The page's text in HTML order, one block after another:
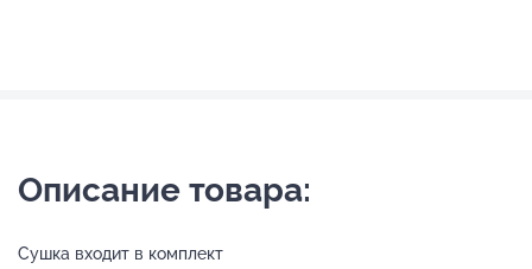
Описание товара:
Сушка входит в комплект